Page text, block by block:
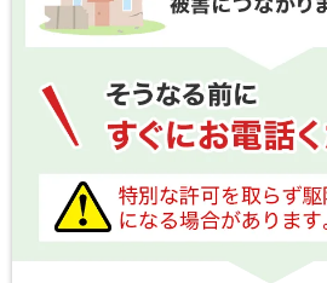
夜行性で、肉食性が強く、ネ
を捕食します。わずか3cm程
度の穴）があれば侵入可能で
肛門付近の臭腺から強烈な悪臭
し、これが家屋に染み付くと
ほどの被害になります。